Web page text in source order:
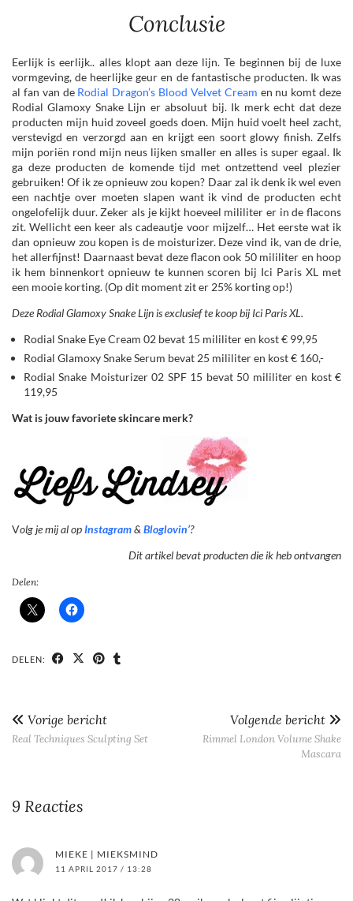
Conclusie
Eerlijk is eerlijk.. alles klopt aan deze lijn. Te beginnen bij de luxe
vormgeving, de heerlijke geur en de fantastische producten. Ik was
al fan van de Rodial Dragon’s Blood Velvet Cream en nu komt deze
Rodial Glamoxy Snake Lijn er absoluut bij. Ik merk echt dat deze
producten mijn huid zoveel goeds doen. Mijn huid voelt heel zacht,
verstevigd en verzorgd aan en krijgt een soort glowy finish. Zelfs
mijn poriën rond mijn neus lijken smaller en alles is super egaal. Ik
ga deze producten de komende tijd met ontzettend veel plezier
gebruiken! Of ik ze opnieuw zou kopen? Daar zal ik denk ik wel even
een nachtje over moeten slapen want ik vind de producten echt
ongelofelijk duur. Zeker als je kijkt hoeveel mililiter er in de flacons
zit. Wellicht een keer als cadeautje voor mijzelf… Het eerste wat ik
dan opnieuw zou kopen is de moisturizer. Deze vind ik, van de drie,
het allerfijnst! Daarnaast bevat deze flacon ook 50 mililiter en hoop
ik hem binnenkort opnieuw te kunnen scoren bij Ici Paris XL met
een mooie korting. (Op dit moment zit er 25% korting op!)
Deze Rodial Glamoxy Snake Lijn is exclusief te koop bij Ici Paris XL.
Rodial Snake Eye Cream 02 bevat 15 mililiter en kost € 99,95
Rodial Glamoxy Snake Serum bevat 25 mililiter en kost € 160,-
Rodial Snake Moisturizer 02 SPF 15 bevat 50 mililiter en kost €
119,95
Wat is jouw favoriete skincare merk?
Volg je mij al opInstagram& Bloglovin’?
Dit artikel bevat producten die ik heb ontvangen
Delen:
DELEN:
Vorige bericht
Real Techniques Sculpting Set
Volgende bericht
Rimmel London Volume Shake
Mascara
9 Reacties
MIEKE | MIEKSMIND
11 APRIL 2017 / 13:28